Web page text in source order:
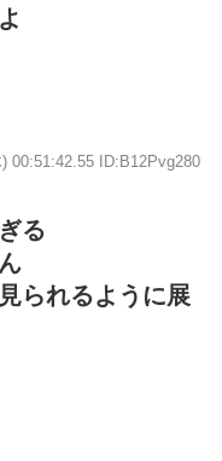
00:51:42.55 ID:B12Pvg280
る
られるように展